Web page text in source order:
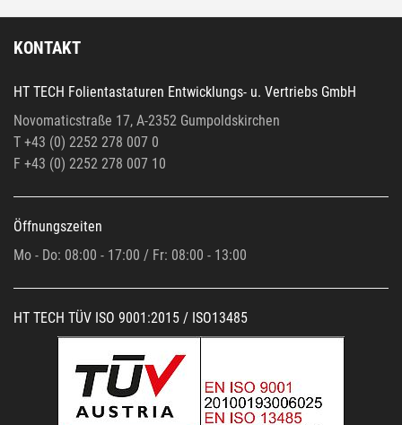
KONTAKT
HT TECH Folientastaturen Entwicklungs- u. Vertriebs GmbH
Novomaticstraße 17, A-2352 Gumpoldskirchen
T +43 (0) 2252 278 007 0
F +43 (0) 2252 278 007 10
Öffnungszeiten
Mo - Do: 08:00 - 17:00 / Fr: 08:00 - 13:00
HT TECH TÜV ISO 9001:2015 / ISO13485